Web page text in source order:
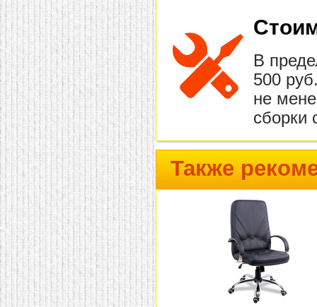
В
500
не
сборки
Также